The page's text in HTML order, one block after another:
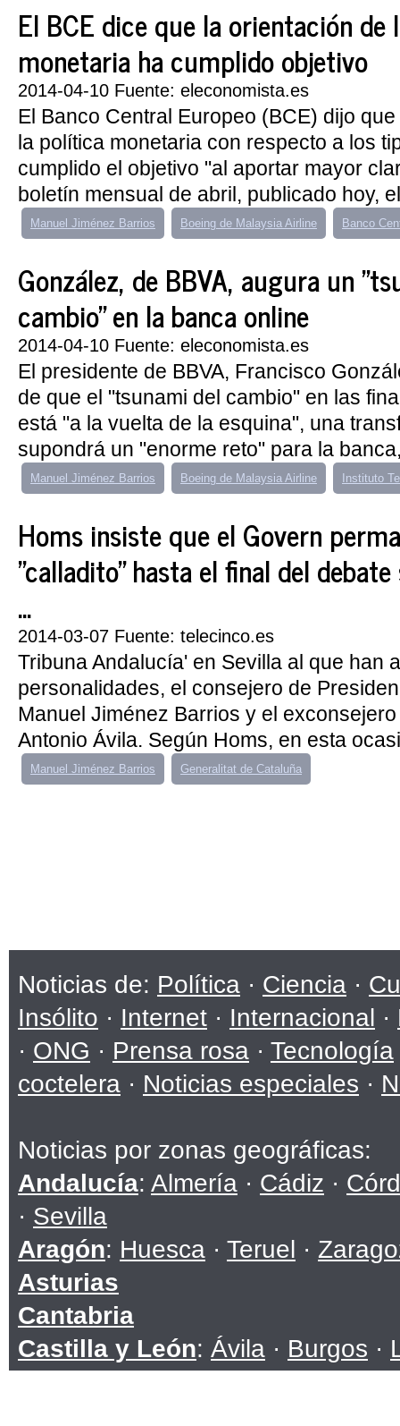
El BCE dice que la orientación
monetaria ha cumplido objetivo
2014-04-10 Fuente: eleconomista.es
El Banco Central Europeo (BCE) dijo
la política monetaria con respecto a los
cumplido el objetivo "al aportar mayor
boletín mensual de abril, publicado hoy,
Manuel Jiménez Barrios Boeing de Malaysia Airline Banco
González, de BBVA, augura un
cambio" en la banca online
2014-04-10 Fuente: eleconomista.es
El presidente de BBVA, Francisco
de que el "tsunami del cambio" en las
está "a la vuelta de la esquina", una
supondrá un "enorme reto" para la
Manuel Jiménez Barrios Boeing de Malaysia Airline Instituto
Homs insiste que el Govern
"calladito" hasta el final del
...
2014-03-07 Fuente: telecinco.es
Tribuna Andalucía' en Sevilla al que han
personalidades, el consejero de
Manuel Jiménez Barrios y el
Antonio Ávila. Según Homs, en esta
Manuel Jiménez Barrios Generalitat de Cataluña
Noticias de: Política · Ciencia ·
Insólito · Internet · Internacional ·
· ONG · Prensa rosa · Tecnología
coctelera · Noticias especiales ·
Noticias por zonas geográficas:
Andalucía: Almería · Cádiz ·
· Sevilla
Aragón: Huesca · Teruel ·
Asturias
Cantabria
Castilla y León: Ávila · Burgos ·